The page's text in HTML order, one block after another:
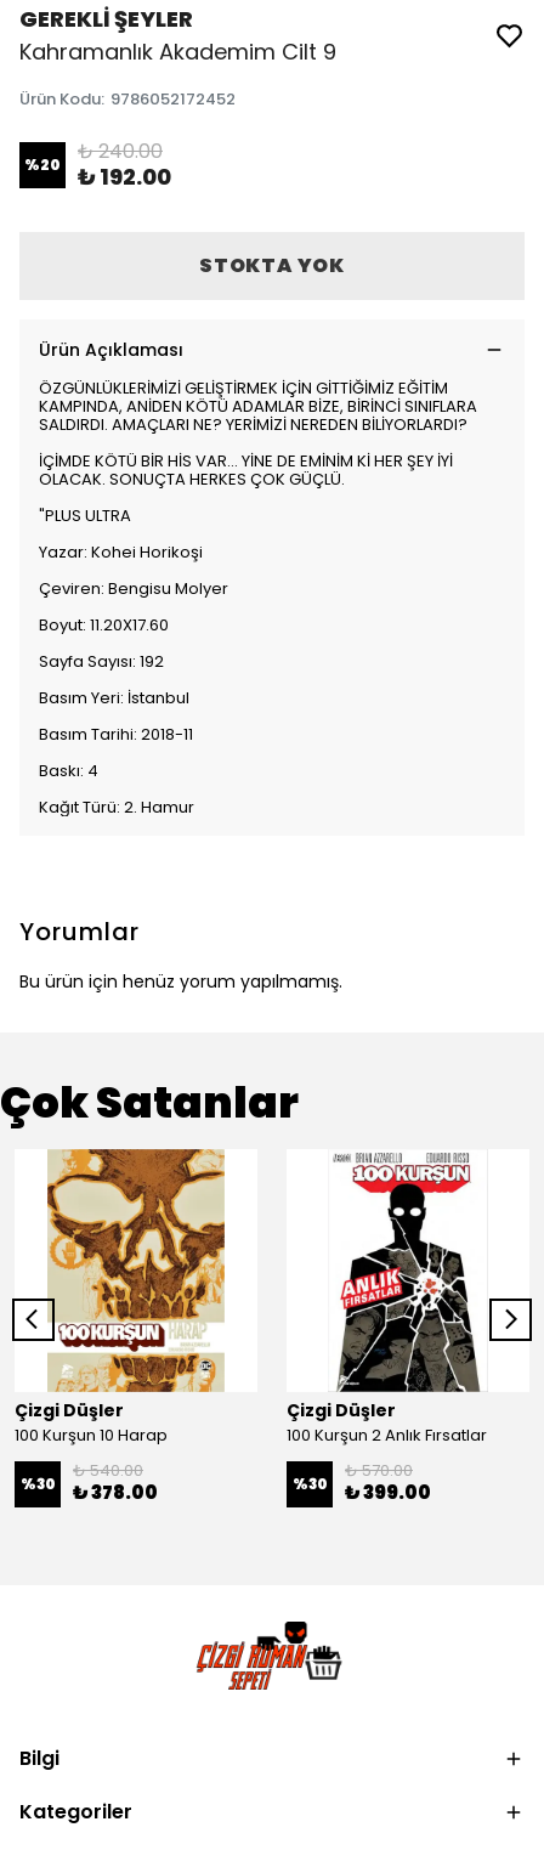
GEREKLİ ŞEYLER
Kahramanlık Akademim Cilt 9
Ürün Kodu: 9786052172452
%20 ₺ 240.00
₺ 192.00
STOKTA YOK
Ürün Açıklaması
ÖZGÜNLÜKLERİMİZİ GELİŞTİRMEK İÇİN GİTTİĞİMİZ EĞİTİM
KAMPINDA, ANİDEN KÖTÜ ADAMLAR BİZE, BİRİNCİ SINIFLARA
SALDIRDI. AMAÇLARI NE? YERİMİZİ NEREDEN BİLİYORLARDI?
İÇİMDE KÖTÜ BİR HİS VAR… YİNE DE EMİNİM Kİ HER ŞEY İYİ
OLACAK. SONUÇTA HERKES ÇOK GÜÇLÜ.
"PLUS ULTRA
Yazar: Kohei Horikoşi
Çeviren: Bengisu Molyer
Boyut: 11.20X17.60
Sayfa Sayısı: 192
Basım Yeri: İstanbul
Basım Tarihi: 2018-11
Baskı: 4
Kağıt Türü: 2. Hamur
Yorumlar
Bu ürün için henüz yorum yapılmamış.
Çok Satanlar
Çizgi Düşler
100 Kurşun 10 Harap
%30
₺ 540.00
₺ 378.00
Çizgi Düşler
100 Kurşun 2 Anlık Fırsatlar
%30
₺ 570.00
₺ 399.00
Bilgi
Kategoriler